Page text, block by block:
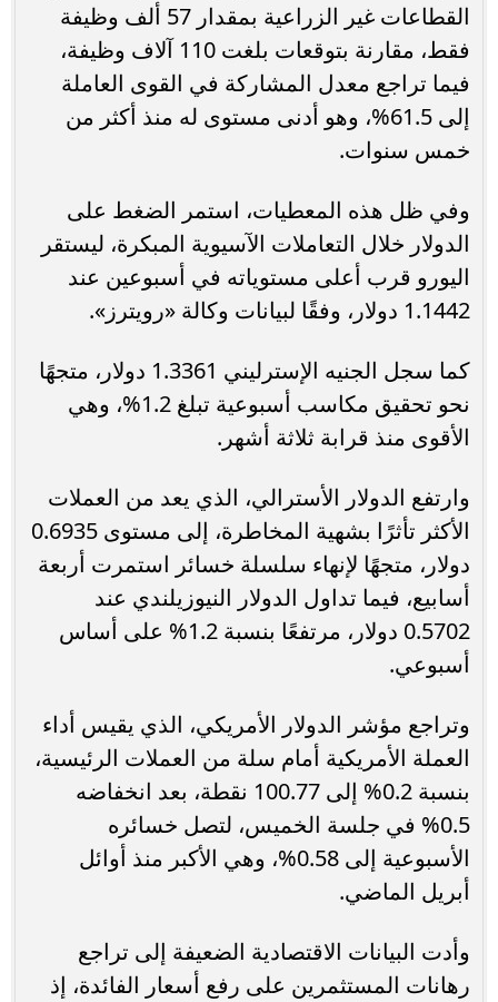
القطاعات غير الزراعية بمقدار 57 ألف وظيفة
فقط، مقارنة بتوقعات بلغت 110 آلاف وظيفة،
فيما تراجع معدل المشاركة في القوى العاملة
إلى 61.5%، وهو أدنى مستوى له منذ أكثر من
خمس سنوات.
وفي ظل هذه المعطيات، استمر الضغط على
الدولار خلال التعاملات الآسيوية المبكرة، ليستقر
اليورو قرب أعلى مستوياته في أسبوعين عند
1.1442 دولار، وفقًا لبيانات وكالة «رويترز».
كما سجل الجنيه الإسترليني 1.3361 دولار، متجهًا
نحو تحقيق مكاسب أسبوعية تبلغ 1.2%، وهي
الأقوى منذ قرابة ثلاثة أشهر.
وارتفع الدولار الأسترالي، الذي يعد من العملات
الأكثر تأثرًا بشهية المخاطرة، إلى مستوى 0.6935
دولار، متجهًا لإنهاء سلسلة خسائر استمرت أربعة
أسابيع، فيما تداول الدولار النيوزيلندي عند
0.5702 دولار، مرتفعًا بنسبة 1.2% على أساس
أسبوعي.
وتراجع مؤشر الدولار الأمريكي، الذي يقيس أداء
العملة الأمريكية أمام سلة من العملات الرئيسية،
بنسبة 0.2% إلى 100.77 نقطة، بعد انخفاضه
0.5% في جلسة الخميس، لتصل خسائره
الأسبوعية إلى 0.58%، وهي الأكبر منذ أوائل
أبريل الماضي.
وأدت البيانات الاقتصادية الضعيفة إلى تراجع
رهانات المستثمرين على رفع أسعار الفائدة، إذ